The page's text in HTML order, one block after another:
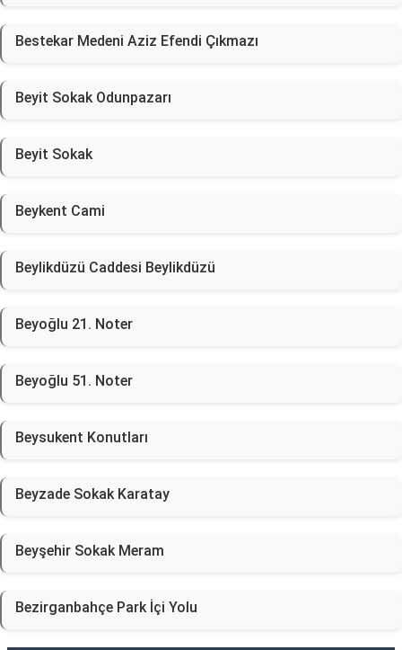
Bestekar Medeni Aziz Efendi Çıkmazı
Beyit Sokak Odunpazarı
Beyit Sokak
Beykent Cami
Beylikdüzü Caddesi Beylikdüzü
Beyoğlu 21. Noter
Beyoğlu 51. Noter
Beysukent Konutları
Beyzade Sokak Karatay
Beyşehir Sokak Meram
Bezirganbahçe Park İçi Yolu